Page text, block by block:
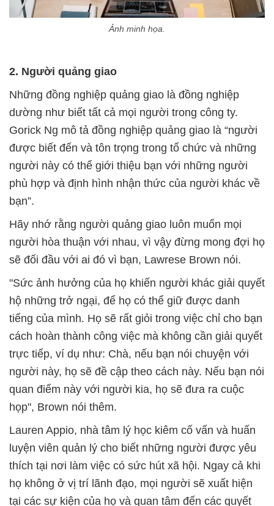
Ảnh minh họa.
2. Người quảng giao
Những đồng nghiệp quảng giao là đồng nghiệp
dường như biết tất cả mọi người trong công ty.
Gorick Ng mô tả đồng nghiệp quảng giao là “người
được biết đến và tôn trọng trong tổ chức và những
người này có thể giới thiệu bạn với những người
phù hợp và định hình nhận thức của người khác về
bạn”.
Hãy nhớ rằng người quảng giao luôn muốn mọi
người hòa thuận với nhau, vì vậy đừng mong đợi họ
sẽ đối đầu với ai đó vì bạn, Lawrese Brown nói.
"Sức ảnh hưởng của họ khiến người khác giải quyết
hộ những trở ngại, để họ có thể giữ được danh
tiếng của mình. Họ sẽ rất giỏi trong việc chỉ cho bạn
cách hoàn thành công việc mà không cần giải quyết
trực tiếp, ví dụ như: Chà, nếu bạn nói chuyện với
người này, họ sẽ đề cập theo cách này. Nếu bạn nói
quan điểm này với người kia, họ sẽ đưa ra cuộc
họp", Brown nói thêm.
Lauren Appio, nhà tâm lý học kiêm cố vấn và huấn
luyện viên quản lý cho biết những người được yêu
thích tại nơi làm việc có sức hút xã hội. Ngay cả khi
họ không ở vị trí lãnh đạo, mọi người sẽ xuất hiện
tại các sự kiện của họ và quan tâm đến các quyết